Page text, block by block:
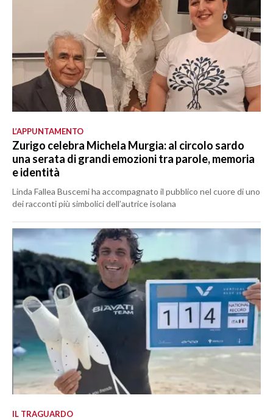
L’APPUNTAMENTO
Zurigo celebra Michela Murgia: al circolo sardo
una serata di grandi emozioni tra parole, memoria
e identità
Linda Fallea Buscemi ha accompagnato il pubblico nel cuore di uno
dei racconti più simbolici dell’autrice isolana
IL TRAGUARDO